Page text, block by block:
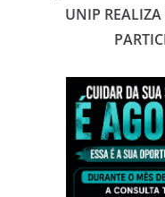
UNIP